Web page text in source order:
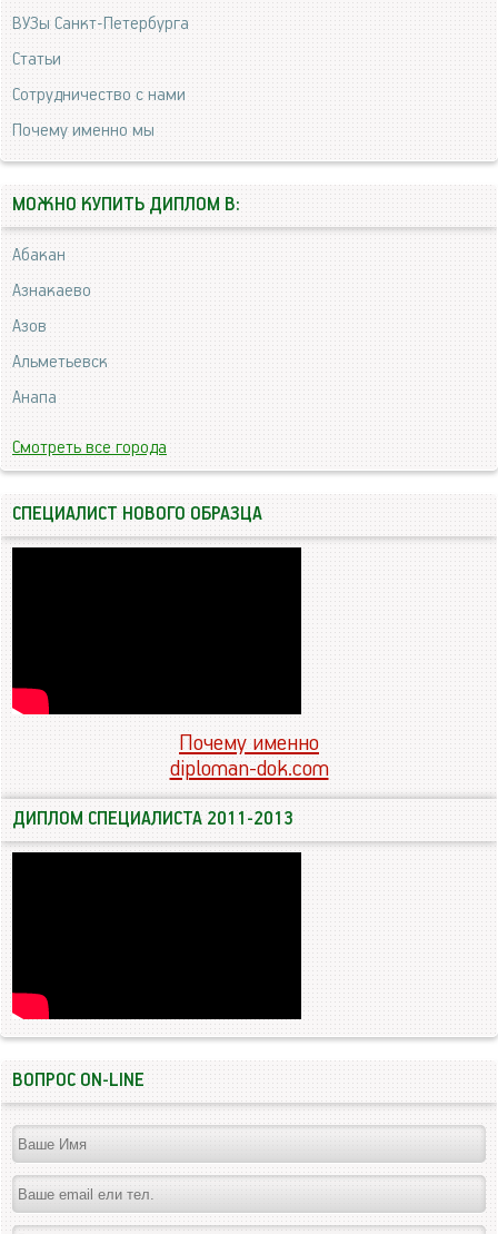
ВУЗы Санкт-Петербурга
Статьи
Сотрудничество с нами
Почему именно мы
МОЖНО КУПИТЬ ДИПЛОМ В:
Абакан
Азнакаево
Азов
Альметьевск
Анапа
Смотреть все города
СПЕЦИАЛИСТ НОВОГО ОБРАЗЦА
Почему именно
diploman-dok.com
ДИПЛОМ СПЕЦИАЛИСТА 2011-2013
ВОПРОС ON-LINE